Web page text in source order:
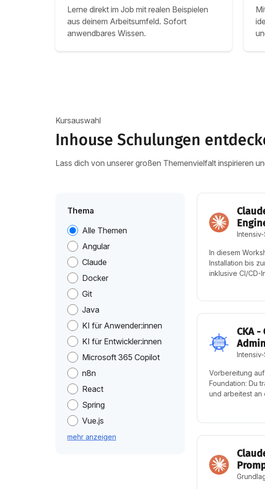
Lerne direkt im Job mit realen Beispielen
aus deinem Arbeitsumfeld. Sofort
anwendbares Wissen.
Kursauswahl
Inhouse Schulungen
Lass dich von unserer großen Themenvielfalt inspirieren
Thema
Alle Themen
Angular
Claude
Docker
Git
Java
KI für Anwender:innen
KI für Entwickler:innen
Microsoft 365 Copilot
n8n
React
Spring
Vue.js
mehr anzeigen
In diesem
Installation bis
inklusive CI/CD-
CKA
Vorbereitung
Foundation: Du
und arbeitest an